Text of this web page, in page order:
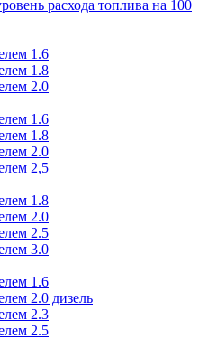
расхода топлива на 100
1.6
1.8
2.0
1.6
1.8
2.0
2,5
1.8
2.0
2.5
3.0
1.6
2.0 дизель
2.3
2.5